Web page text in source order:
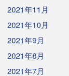
2021年11月
2021年10月
2021年9月
2021年8月
2021年7月